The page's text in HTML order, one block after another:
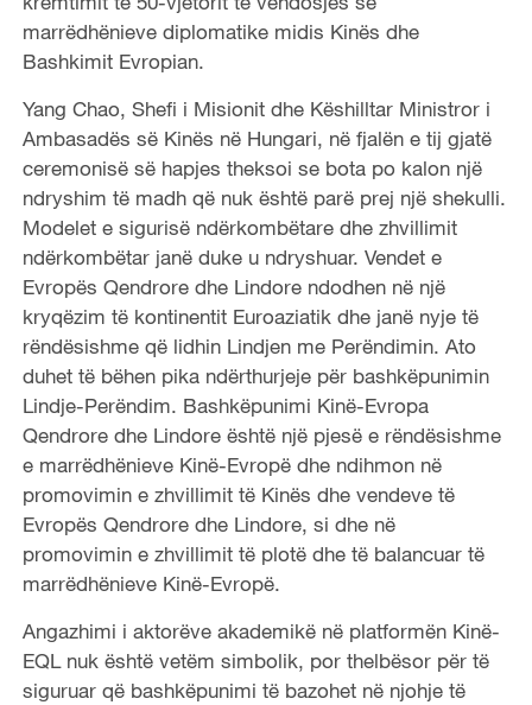
marrëdhënieve diplomatike midis Kinës dhe
Bashkimit Evropian.
Yang Chao, Shefi i Misionit dhe Këshilltar Ministror i
Ambasadës së Kinës në Hungari, në fjalën e tij gjatë
ceremonisë së hapjes theksoi se bota po kalon një
ndryshim të madh që nuk është parë prej një shekulli.
Modelet e sigurisë ndërkombëtare dhe zhvillimit
ndërkombëtar janë duke u ndryshuar. Vendet e
Evropës Qendrore dhe Lindore ndodhen në një
kryqëzim të kontinentit Euroaziatik dhe janë nyje të
rëndësishme që lidhin Lindjen me Perëndimin. Ato
duhet të bëhen pika ndërthurjeje për bashkëpunimin
Lindje-Perëndim. Bashkëpunimi Kinë-Evropa
Qendrore dhe Lindore është një pjesë e rëndësishme
e marrëdhënieve Kinë-Evropë dhe ndihmon në
promovimin e zhvillimit të Kinës dhe vendeve të
Evropës Qendrore dhe Lindore, si dhe në
promovimin e zhvillimit të plotë dhe të balancuar të
marrëdhënieve Kinë-Evropë.
Angazhimi i aktorëve akademikë në platformën Kinë-
EQL nuk është vetëm simbolik, por thelbësor për të
siguruar që bashkëpunimi të bazohet në njohje të